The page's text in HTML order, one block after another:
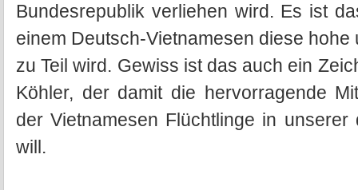
Bundesrepublik verliehen wird. Es ist
einem Deutsch-Vietnamesen diese
zu Teil wird. Gewiss ist das auch ein
Köhler, der damit die hervorragende
der Vietnamesen Flüchtlinge in
will.